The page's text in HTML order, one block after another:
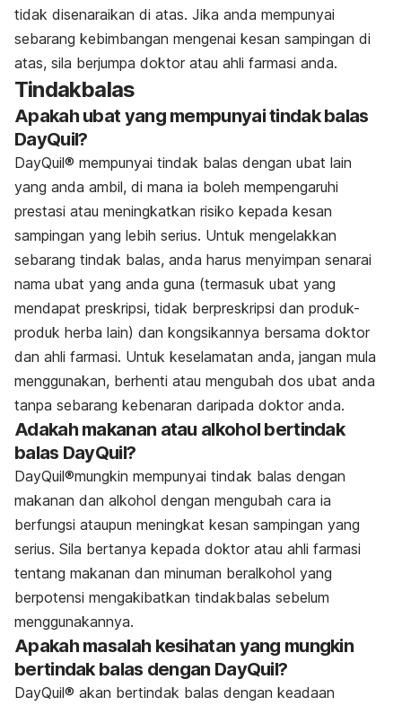
tidak disenaraikan di atas. Jika anda mempunyai
sebarang kebimbangan mengenai kesan sampingan di
atas, sila berjumpa doktor atau ahli farmasi anda.
Tindakbalas
Apakah ubat yang mempunyai tindak balas
DayQuil?
DayQuil® mempunyai tindak balas dengan ubat lain
yang anda ambil, di mana ia boleh mempengaruhi
prestasi atau meningkatkan risiko kepada kesan
sampingan yang lebih serius. Untuk mengelakkan
sebarang tindak balas, anda harus menyimpan senarai
nama ubat yang anda guna (termasuk ubat yang
mendapat preskripsi, tidak berpreskripsi dan produk-
produk herba lain) dan kongsikannya bersama doktor
dan ahli farmasi. Untuk keselamatan anda, jangan mula
menggunakan, berhenti atau mengubah dos ubat anda
tanpa sebarang kebenaran daripada doktor anda.
Adakah makanan atau alkohol bertindak
balas DayQuil?
DayQuil®mungkin mempunyai tindak balas dengan
makanan dan alkohol dengan mengubah cara ia
berfungsi ataupun meningkat kesan sampingan yang
serius. Sila bertanya kepada doktor atau ahli farmasi
tentang makanan dan minuman beralkohol yang
berpotensi mengakibatkan tindakbalas sebelum
menggunakannya.
Apakah masalah kesihatan yang mungkin
bertindak balas dengan DayQuil?
DayQuil® akan bertindak balas dengan keadaan